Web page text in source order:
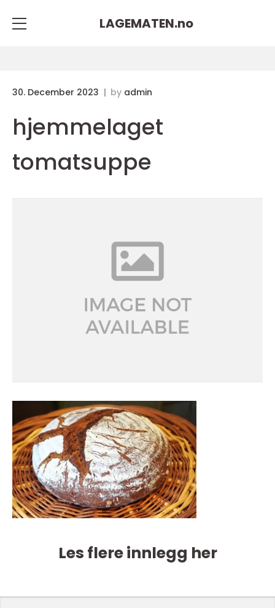
LAGEMATEN.no
30. December 2023 by admin
hjemmelaget
tomatsuppe
Les flere innlegg her